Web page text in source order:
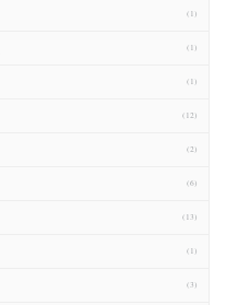
(1)
(1)
(1)
(12)
(2)
(6)
(13)
(1)
(3)